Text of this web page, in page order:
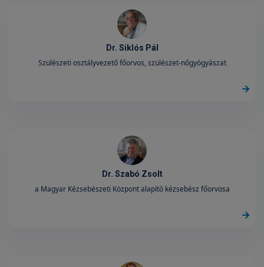
Dr. Siklós Pál
Szülészeti osztályvezető főorvos, szülészet-nőgyógyászat
Dr. Szabó Zsolt
a Magyar Kézsebészeti Központ alapító kézsebész főorvosa